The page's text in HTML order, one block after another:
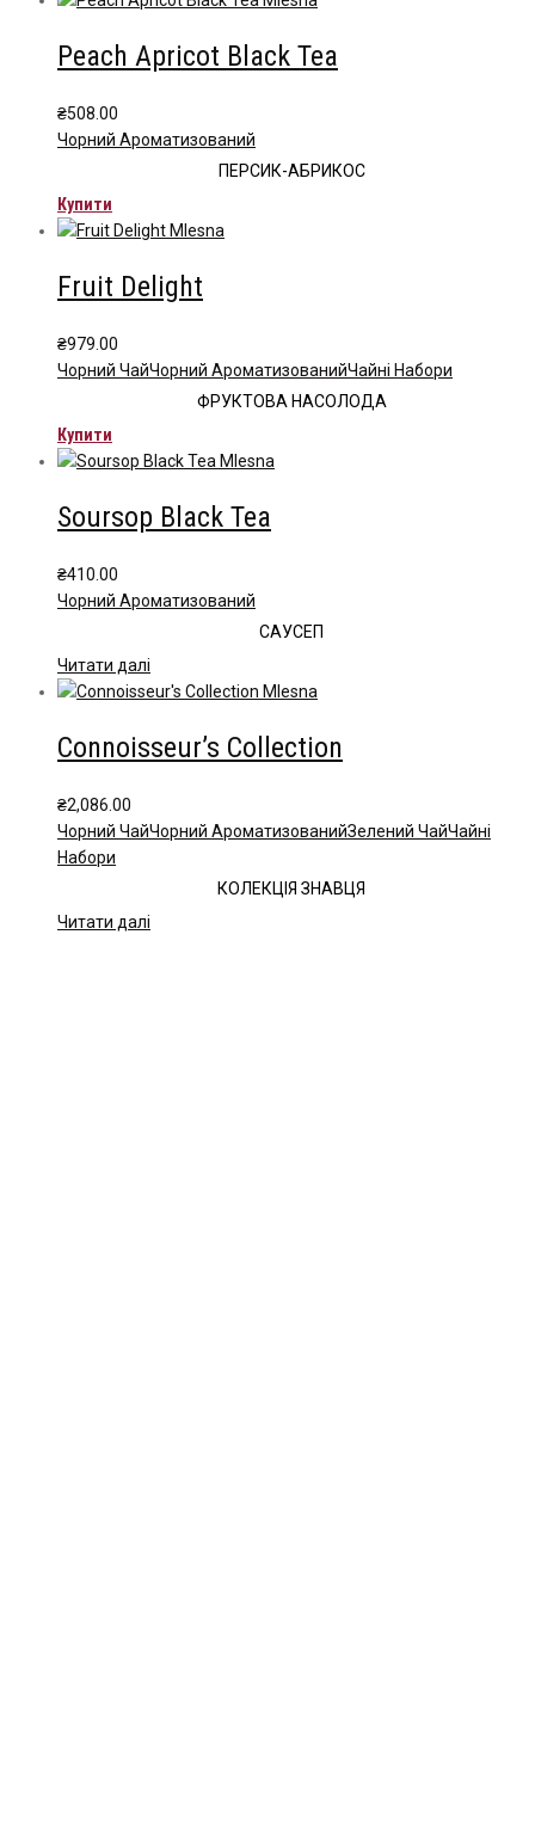
Peach Apricot Black Tea
₴508.00
Чорний Ароматизований
ПЕРСИК-АБРИКОС
Купити
Fruit Delight
₴979.00
Чорний ЧайЧорний АроматизованийЧайні Набори
ФРУКТОВА НАСОЛОДА
Купити
Soursop Black Tea
₴410.00
Чорний Ароматизований
САУСЕП
Читати далі
Connoisseur’s Collection
₴2,086.00
Чорний ЧайЧорний АроматизованийЗелений ЧайЧайні
Набори
КОЛЕКЦІЯ ЗНАВЦЯ
Читати далі